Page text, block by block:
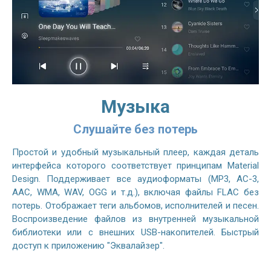
Музыка
Слушайте без потерь
Простой и удобный музыкальный плеер, каждая деталь
интерфейса которого соответствует принципам Material
Design. Поддерживает все аудиоформаты (MP3, AC-3,
AAC, WMA, WAV, OGG и т.д.), включая файлы FLAC без
потерь. Отображает теги альбомов, исполнителей и песен.
Воспроизведение файлов из внутренней музыкальной
библиотеки или с внешних USB-накопителей. Быстрый
доступ к приложению "Эквалайзер".